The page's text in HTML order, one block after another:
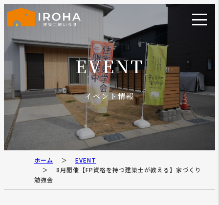
EVENT
イベント情報
ホーム
EVENT
8月開催【FP資格を持つ建築士が教える】家づくり
勉強会